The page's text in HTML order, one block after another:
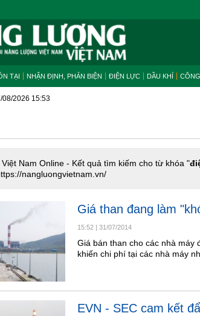
TẠI NHẬN ĐỊNH, PHẢN BIỆN ĐIỆN LỰC DẦU KHÍ
08/2026 15:53
Nam Online - Kết quả tìm kiếm cho từ khóa "
nangluongvietnam.vn/
Giá than đang làm
15:52 | 31/07/2014
Giá bán than cho các nhà máy
khiến chi phí tại các nhà máy
EVN - SEC cam kết